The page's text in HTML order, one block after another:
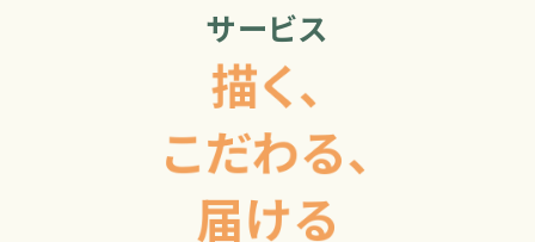
前代表の逝去および新代表就任について
サービス
描く、
こだわる、
届ける